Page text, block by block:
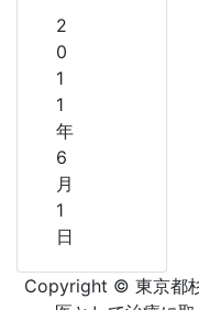
2
0
1
1
年
6
月
1
日
Copyright © 東京都